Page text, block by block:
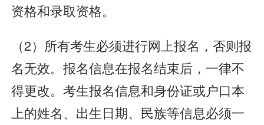
资格和录取资格。
（2）所有考生必须进行网上报名，否则报
名无效。报名信息在报名结束后，一律不
得更改。考生报名信息和身份证或户口本
上的姓名、出生日期、民族等信息必须一